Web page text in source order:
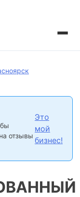
отзывы
Это
мой
бизнес!